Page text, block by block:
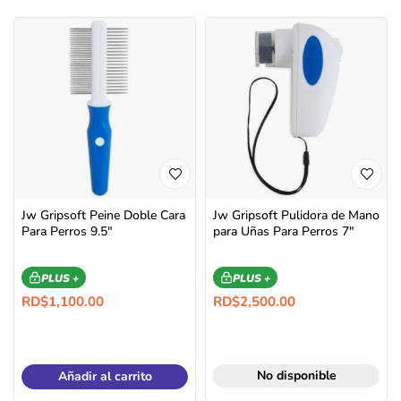
Jw Gripsoft Peine Doble Cara
Para Perros 9.5″
PLUS +
RD$1,100.00
Añadir al carrito
Jw Gripsoft Pulidora de Mano
para Uñas Para Perros 7″
PLUS +
RD$2,500.00
No disponible